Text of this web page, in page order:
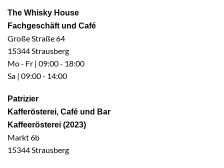
The Whisky House
Fachgeschäft und Café
Große Straße 64
15344 Strausberg
Mo - Fr | 09:00 - 18:00
Sa | 09:00 - 14:00
Patrizier
Kafferösterei, Café und Bar
Kaffeerösterei (2023)
Markt 6b
15344 Strausberg